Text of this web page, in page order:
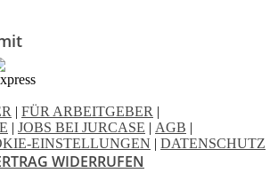
| FÜR ARBEITGEBER |
| JOBS BEI JURCASE | AGB |
EINSTELLUNGEN | DATENSCHUTZ
WIDERRUFEN